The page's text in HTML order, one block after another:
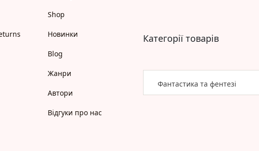
Shop
Новинки
Blog
Жанри
Автори
Відгуки про нас
Категорії товарів
Фантастика та фентезі